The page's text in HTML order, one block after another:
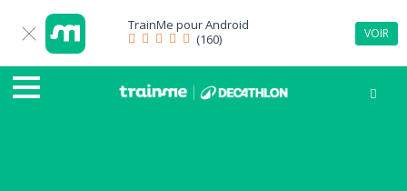
TrainMe pourAndroid
(160)
VOIR